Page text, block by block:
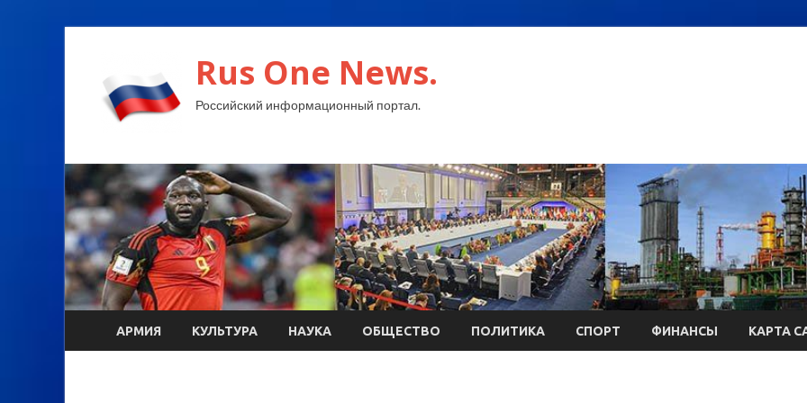
Rus One News.
Российский информационный портал.
АРМИЯ КУЛЬТУРА НАУКА ОБЩЕСТВО ПОЛИТИКА СПОРТ ФИНАНСЫ КАРТА